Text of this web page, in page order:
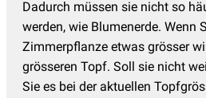
Dadurch müssen sie nicht so
werden, wie Blumenerde. Wenn
Zimmerpflanze etwas grösser
grösseren Topf. Soll sie nicht
Sie es bei der aktuellen